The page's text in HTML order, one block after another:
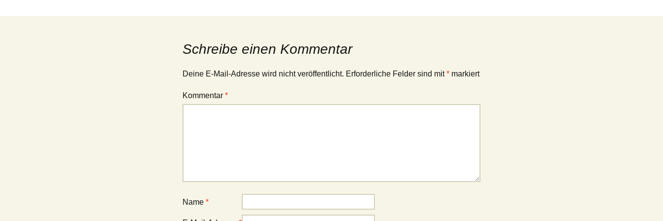
Schreibe einen Kommentar
Deine E-Mail-Adresse wird nicht veröffentlicht. Erforderliche Felder sind mit* markiert
Kommentar *
Name *